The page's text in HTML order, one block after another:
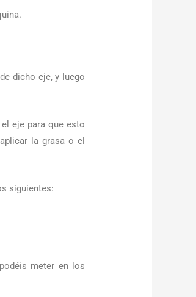
dicho eje, y luego
eje para que esto
la grasa o el
siguientes:
meter en los